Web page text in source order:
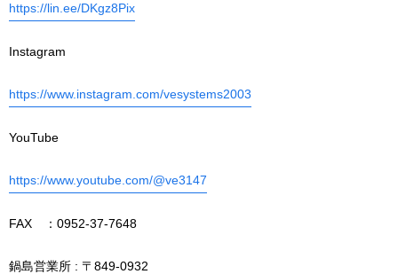
https://lin.ee/DKgz8Pix
Instagram
https://www.instagram.com/vesystems2003
YouTube
https://www.youtube.com/@ve3147
FAX ：0952-37-7648
鍋島営業所 : 〒849-0932